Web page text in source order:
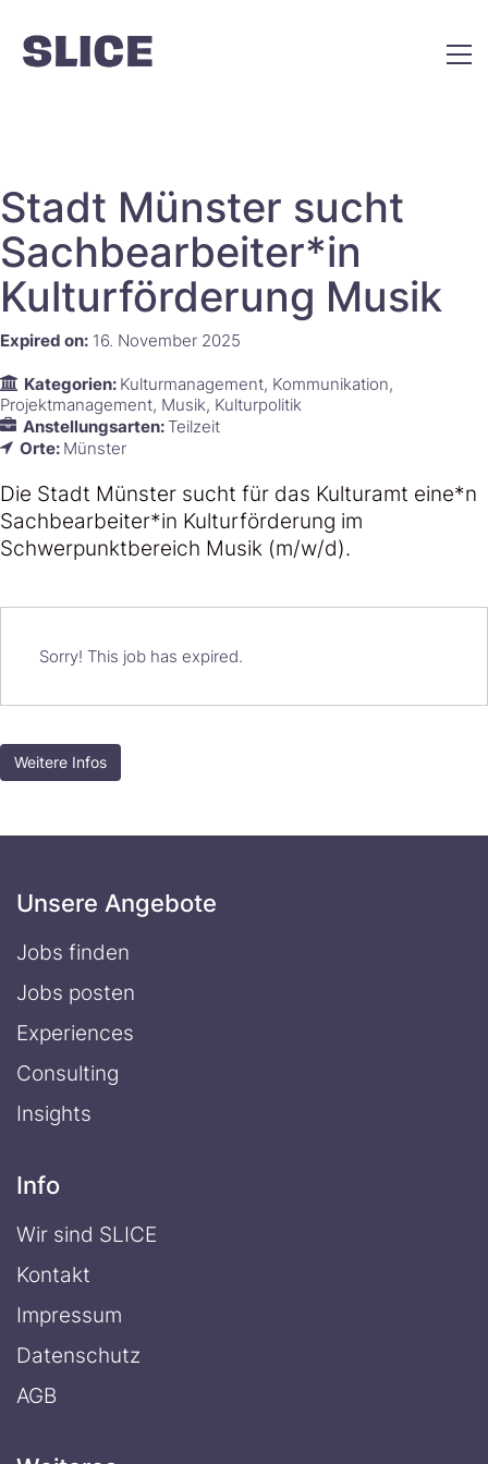
Stadt Münster sucht
Sachbearbeiter*in
Kulturförderung Musik
Expired on: 16. November 2025
Kategorien: Kulturmanagement Kommunikation
Projektmanagement Musik Kulturpolitik
Anstellungsarten:Teilzeit
Orte: Münster
Die Stadt Münster sucht für das Kulturamt eine*n
Sachbearbeiter*in Kulturförderung im
Schwerpunktbereich Musik (m/w/d).
Sorry! This job has expired.
Weitere Infos
Unsere Angebote
Jobs finden
Jobs posten
Experiences
Consulting
Insights
Info
Wir sind SLICE
Kontakt
Impressum
Datenschutz
AGB